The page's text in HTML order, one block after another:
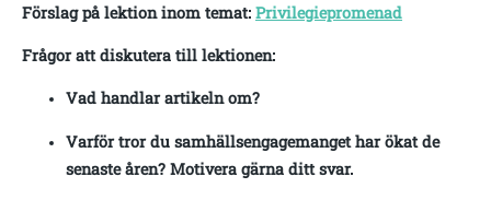
Förslag på lektion inom temat: Privilegiepromenad
Frågor att diskutera till lektionen:
Vad handlar artikeln om?
Varför tror du samhällsengagemanget har ökat de
senaste åren? Motivera gärna ditt svar.